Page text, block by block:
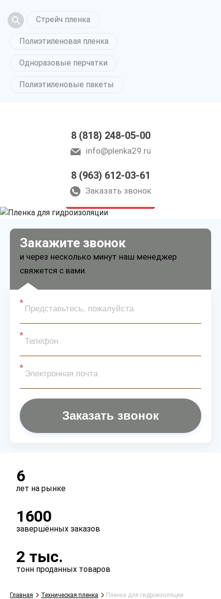
Стрейч пленка
Полиэтиленовая пленка
Одноразовые перчатки
Полиэтиленовые пакеты
8 (818) 248-05-00
info@plenka29.ru
8 (963) 612-03-61
Заказать звонок
для гидроизоляции
в Архангельске
Закажите звонок
и через несколько минут наш менеджер
свяжется с вами.
Заказать звонок
6
лет на рынке
1600
завершённых заказов
2 тыс.
тонн проданных товаров
Главная Техническая пленка Пленка для гидроизоляции